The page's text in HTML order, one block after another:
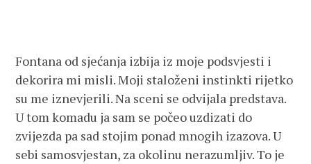
Fontana od sjećanja izbija iz moje podsvjesti i
dekorira mi misli. Moji staloženi instinkti rijetko
su me iznevjerili. Na sceni se odvijala predstava.
U tom komadu ja sam se počeo uzdizati do
zvijezda pa sad stojim ponad mnogih izazova. U
sebi samosvjestan, za okolinu nerazumljiv. To je